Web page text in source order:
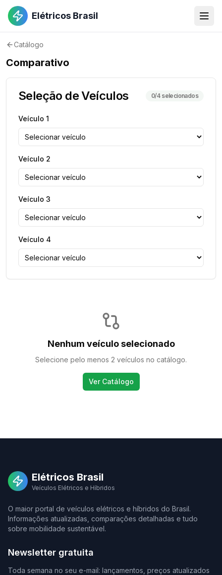
Elétricos Brasil
Catálogo
Comparativo
Seleção de Veículos 0/4 selecionados
Veículo 1
Veículo 2
Veículo 3
Veículo 4
Nenhum veículo selecionado
Selecione pelo menos 2 veículos no catálogo.
Ver Catálogo
Elétricos Brasil
Veículos Elétricos e Híbridos
O maior portal de veículos elétricos e híbridos do Brasil.
Informações atualizadas, comparações detalhadas e tudo
sobre mobilidade sustentável.
Newsletter gratuita
Toda semana no seu e-mail: lançamentos, preços atualizados